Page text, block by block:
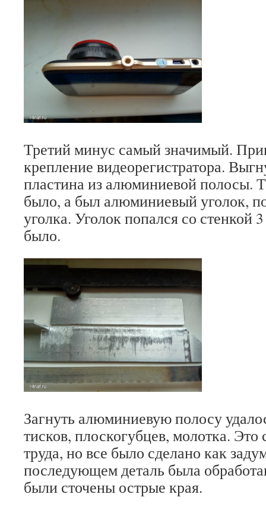
Третий минус самый значимый.
крепление видеорегистратора.
пластина из алюминиевой полосы.
было, а был алюминиевый уголок,
уголка. Уголок попался со стенкой
было.
Загнуть алюминиевую полосу
тисков, плоскогубцев, молотка.
труда, но все было сделано как
последующем деталь была
были сточены острые края.